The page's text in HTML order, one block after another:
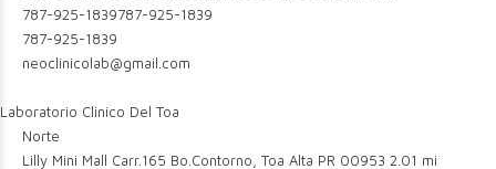
787-925-1839787-925-1839
787-925-1839
neoclinicolab@gmail.com
Laboratorio Clinico Del Toa
Norte
Lilly Mini Mall Carr.165 Bo.Contorno, Toa Alta PR 00953 2.01 mi